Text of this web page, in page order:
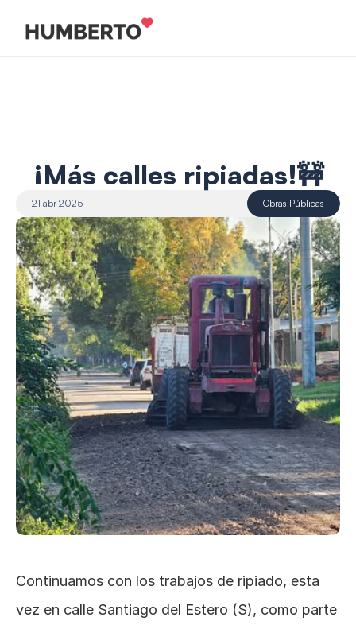
¡Más calles ripiadas!🚧
21 abr 2025 Obras Públicas
Continuamos con los trabajos de ripiado, esta
vez en calle Santiago del Estero (S), como parte